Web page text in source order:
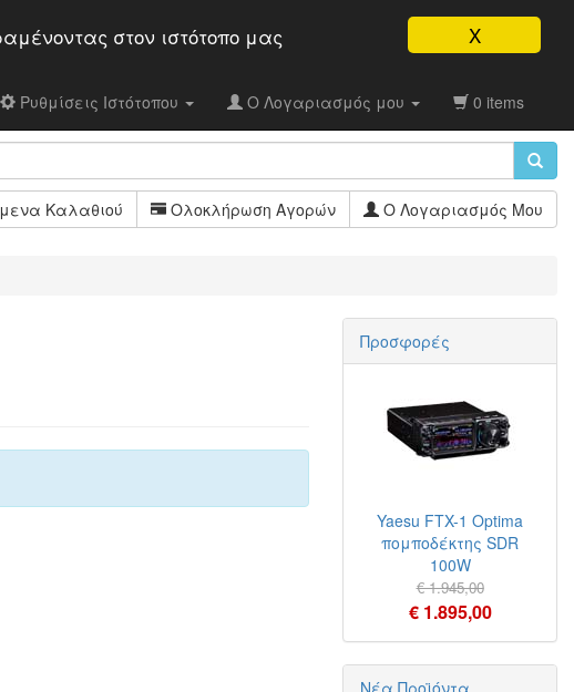
X
στον ιστότοπo μας
Ρυθμίσεις Ιστότοπου Ο Λογαριασμός μου 0 items
Καλαθιού Ολοκλήρωση Αγορών Ο Λογαριασμός Μου
Προσφορές
Yaesu FTX-1 Optima
πομποδέκτης SDR
100W
€ 1.945,00
€ 1.895,00
Νέα Προϊόντα